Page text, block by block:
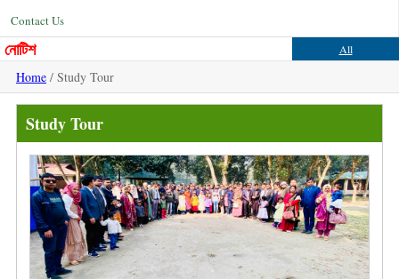
Contact Us
নোটিশ All
Home / Study Tour
Study Tour